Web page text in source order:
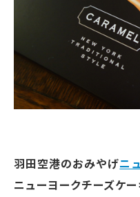
羽田空港のおみやげニ
ニューヨークチーズケ